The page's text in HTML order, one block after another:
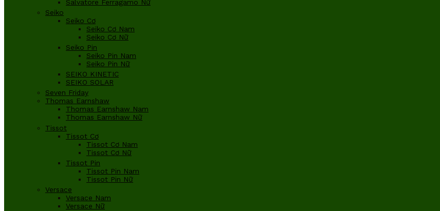
Salvatore Ferragamo Nữ
Seiko
Seiko Cơ
Seiko Cơ Nam
Seiko Cơ Nữ
Seiko Pin
Seiko Pin Nam
Seiko Pin Nữ
SEIKO KINETIC
SEIKO SOLAR
Seven Friday
Thomas Earnshaw
Thomas Earnshaw Nam
Thomas Earnshaw Nữ
Tissot
Tissot Cơ
Tissot Cơ Nam
Tissot Cơ Nữ
Tissot Pin
Tissot Pin Nam
Tissot Pin Nữ
Versace
Versace Nam
Versace Nữ